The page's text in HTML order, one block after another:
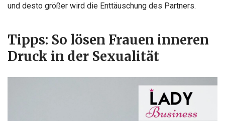
und desto größer wird die Enttäuschung des Partners.
Tipps: So lösen Frauen inneren
Druck in der Sexualität